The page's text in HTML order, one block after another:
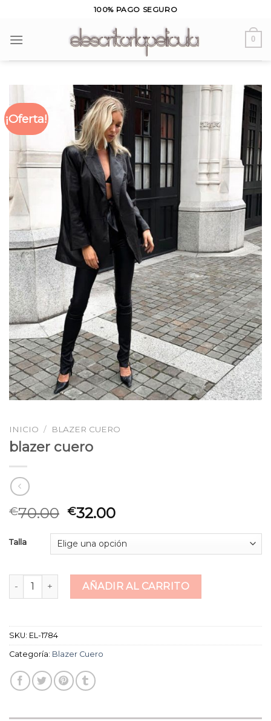
content
100% PAGO SEGURO
0
¡Oferta!
INICIO / BLAZER CUERO
blazer cuero
€70.00 €32.00
Talla
blazer cuero cantidadAÑADIR AL CARRITO
SKU: EL-1784
Categoría: Blazer Cuero